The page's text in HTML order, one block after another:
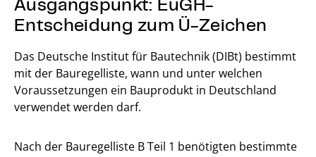
Entscheidung zum Ü-Zeichen
Das Deutsche Institut für Bautechnik (DIBt) bestimmt
mit der Bauregelliste, wann und unter welchen
Voraussetzungen ein Bauprodukt in Deutschland
verwendet werden darf.
Nach der Bauregelliste B Teil 1 benötigten bestimmte